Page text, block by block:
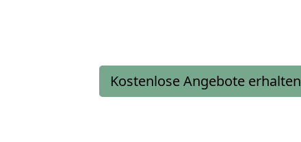
Kostenlose Angebote erhalten